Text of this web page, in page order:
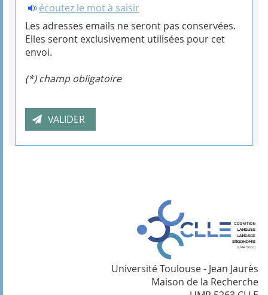
écoutez le mot à saisir
Les adresses emails ne seront pas conservées.
Elles seront exclusivement utilisées pour cet
envoi.
(*) champ obligatoire
Université Toulouse - Jean Jaurès
Maison de la Recherche